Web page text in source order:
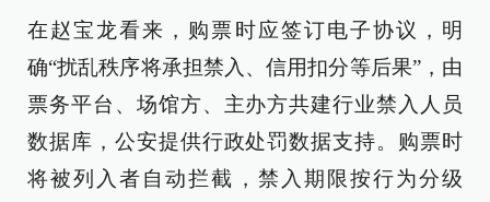
在赵宝龙看来，购票时应签订电子协议，明
确“扰乱秩序将承担禁入、信用扣分等后果”，由
票务平台、场馆方、主办方共建行业禁入人员
数据库，公安提供行政处罚数据支持。购票时
将被列入者自动拦截，禁入期限按行为分级